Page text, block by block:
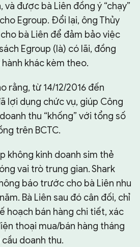
và được bà Liên đồng ý “chạy”
Egroup. Đổi lại, ông Thủy
bà Liên để đảm bảo việc
Egroup (là) có lãi, đồng
khác kèm theo.
rằng, từ 14/12/2016 đến
lợi dụng chức vụ, giúp Công
thu “khống” với tổng số
trên BCTC.
không kinh doanh sim thẻ
vai trò trung gian. Shark
báo trước cho bà Liên nhu
Bà Liên sau đó cân đối, chỉ
hoạch bán hàng chi tiết, xác
thoại mua/bán hàng tháng
doanh thu.